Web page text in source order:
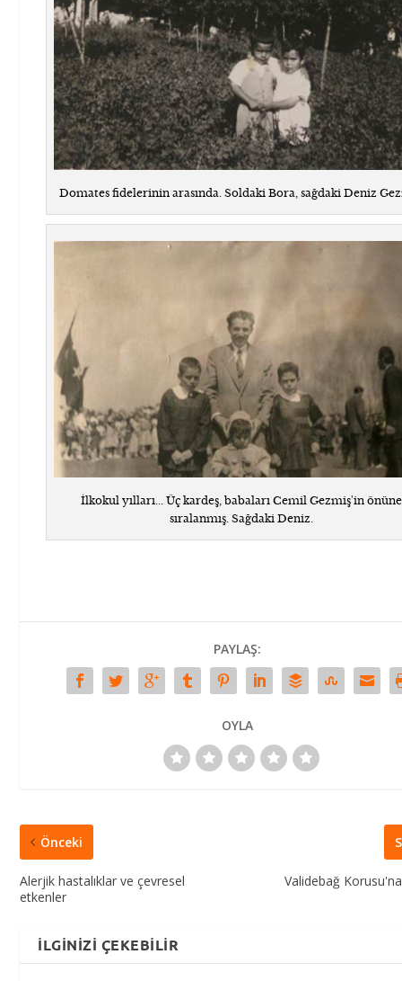
Domates fidelerinin arasında. Soldaki Bora, sağdaki Deniz
İlkokul yılları... Üç kardeş, babaları Cemil Gezmiş'in önüne
sıralanmış. Sağdaki Deniz.
PAYLAŞ:
OYLA
Önceki
Alerjik hastalıklar ve çevresel
etkenler
Validebağ
İLGINIZI ÇEKEBILIR